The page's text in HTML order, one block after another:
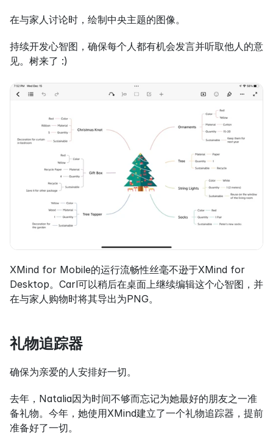
在与家人讨论时，绘制中央主题的图像。
持续开发心智图，确保每个人都有机会发言并听取他人的意
见。树来了 :)
XMind for Mobile的运行流畅性丝毫不逊于XMind for
Desktop。Carl可以稍后在桌面上继续编辑这个心智图，并
在与家人购物时将其导出为PNG。
礼物追踪器
确保为亲爱的人安排好一切。
去年，Natalia因为时间不够而忘记为她最好的朋友之一准
备礼物。今年，她使用XMind建立了一个礼物追踪器，提前
准备好了一切。